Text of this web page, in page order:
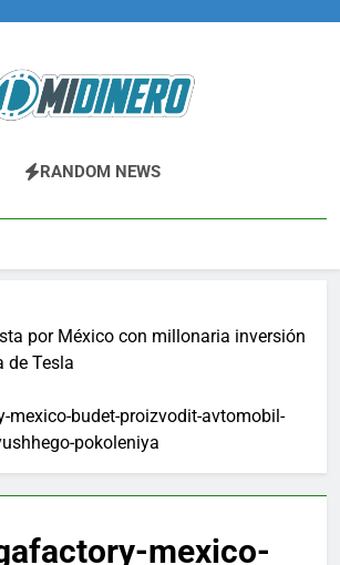
Midinero.co
Criptomonedas
RANDOM NEWS
por México con millonaria inversión
de Tesla
mexico-budet-proizvodit-avtomobil-
pokoleniya
mexico-